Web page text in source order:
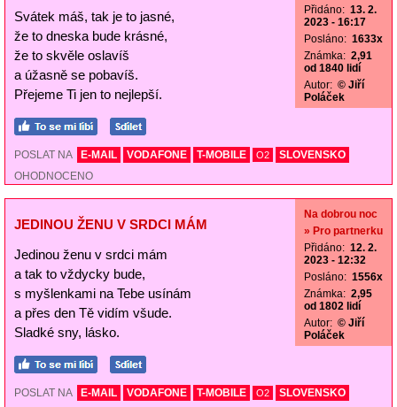
Svátek máš, tak je to jasné,
že to dneska bude krásné,
že to skvěle oslavíš
a úžasně se pobavíš.
Přejeme Ti jen to nejlepší.
Přidáno: 13. 2.
2023 - 16:17
Posláno: 1633x
Známka: 2,91
od 1840 lidí
Autor: © Jiří
Poláček
POSLAT NA E-MAIL VODAFONE T-MOBILE O2
SLOVENSKO
OHODNOCENO
JEDINOU ŽENU V SRDCI MÁM
Jedinou ženu v srdci mám
a tak to vždycky bude,
s myšlenkami na Tebe usínám
a přes den Tě vidím všude.
Sladké sny, lásko.
Na dobrou noc
» Pro partnerku
Přidáno: 12. 2.
2023 - 12:32
Posláno: 1556x
Známka: 2,95
od 1802 lidí
Autor: © Jiří
Poláček
POSLAT NA E-MAIL VODAFONE T-MOBILE O2
SLOVENSKO